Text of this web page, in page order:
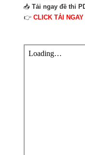
📥 Tải ngay đề thi
👉 CLICK TẢI NGAY